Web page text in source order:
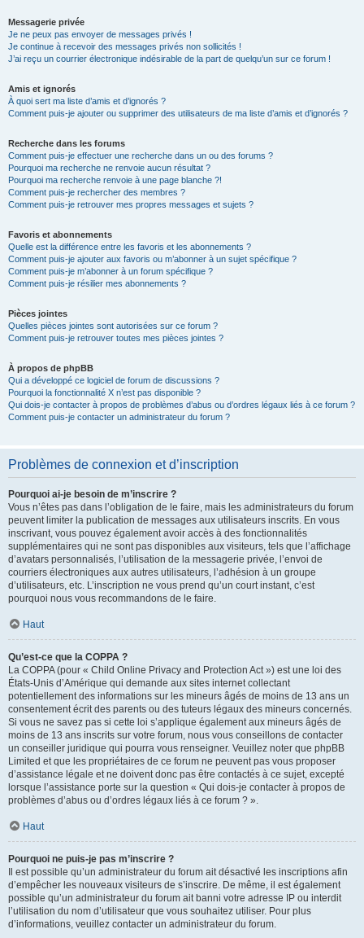
Messagerie privée
Je ne peux pas envoyer de messages privés !
Je continue à recevoir des messages privés non sollicités !
J’ai reçu un courrier électronique indésirable de la part de quelqu’un sur ce forum !
Amis et ignorés
À quoi sert ma liste d’amis et d’ignorés ?
Comment puis-je ajouter ou supprimer des utilisateurs de ma liste d’amis et d’ignorés ?
Recherche dans les forums
Comment puis-je effectuer une recherche dans un ou des forums ?
Pourquoi ma recherche ne renvoie aucun résultat ?
Pourquoi ma recherche renvoie à une page blanche ?!
Comment puis-je rechercher des membres ?
Comment puis-je retrouver mes propres messages et sujets ?
Favoris et abonnements
Quelle est la différence entre les favoris et les abonnements ?
Comment puis-je ajouter aux favoris ou m’abonner à un sujet spécifique ?
Comment puis-je m’abonner à un forum spécifique ?
Comment puis-je résilier mes abonnements ?
Pièces jointes
Quelles pièces jointes sont autorisées sur ce forum ?
Comment puis-je retrouver toutes mes pièces jointes ?
À propos de phpBB
Qui a développé ce logiciel de forum de discussions ?
Pourquoi la fonctionnalité X n’est pas disponible ?
Qui dois-je contacter à propos de problèmes d’abus ou d’ordres légaux liés à ce forum ?
Comment puis-je contacter un administrateur du forum ?
Problèmes de connexion et d’inscription
Pourquoi ai-je besoin de m’inscrire ?
Vous n’êtes pas dans l’obligation de le faire, mais les administrateurs du forum
peuvent limiter la publication de messages aux utilisateurs inscrits. En vous
inscrivant, vous pouvez également avoir accès à des fonctionnalités
supplémentaires qui ne sont pas disponibles aux visiteurs, tels que l’affichage
d’avatars personnalisés, l’utilisation de la messagerie privée, l’envoi de
courriers électroniques aux autres utilisateurs, l’adhésion à un groupe
d’utilisateurs, etc. L’inscription ne vous prend qu’un court instant, c’est
pourquoi nous vous recommandons de le faire.
Haut
Qu’est-ce que la COPPA ?
La COPPA (pour « Child Online Privacy and Protection Act ») est une loi des
États-Unis d’Amérique qui demande aux sites internet collectant
potentiellement des informations sur les mineurs âgés de moins de 13 ans un
consentement écrit des parents ou des tuteurs légaux des mineurs concernés.
Si vous ne savez pas si cette loi s’applique également aux mineurs âgés de
moins de 13 ans inscrits sur votre forum, nous vous conseillons de contacter
un conseiller juridique qui pourra vous renseigner. Veuillez noter que phpBB
Limited et que les propriétaires de ce forum ne peuvent pas vous proposer
d’assistance légale et ne doivent donc pas être contactés à ce sujet, excepté
lorsque l’assistance porte sur la question « Qui dois-je contacter à propos de
problèmes d’abus ou d’ordres légaux liés à ce forum ? ».
Haut
Pourquoi ne puis-je pas m’inscrire ?
Il est possible qu’un administrateur du forum ait désactivé les inscriptions afin
d’empêcher les nouveaux visiteurs de s’inscrire. De même, il est également
possible qu’un administrateur du forum ait banni votre adresse IP ou interdit
l’utilisation du nom d’utilisateur que vous souhaitez utiliser. Pour plus
d’informations, veuillez contacter un administrateur du forum.